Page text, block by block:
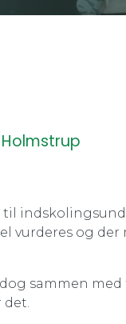
vurderes og der
sammen
det.